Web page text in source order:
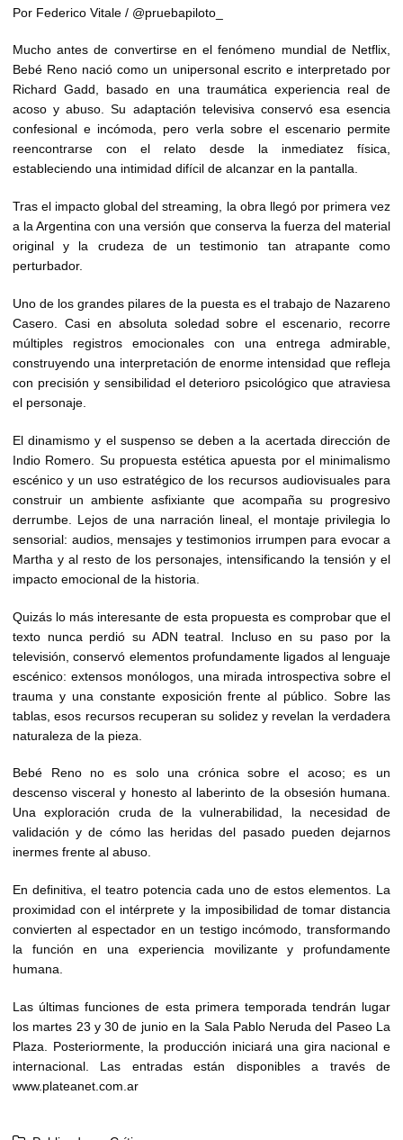
Por Federico Vitale / @pruebapiloto_
Mucho antes de convertirse en el fenómeno mundial de Netflix,
Bebé Reno nació como un unipersonal escrito e interpretado por
Richard Gadd, basado en una traumática experiencia real de
acoso y abuso. Su adaptación televisiva conservó esa esencia
confesional e incómoda, pero verla sobre el escenario permite
reencontrarse con el relato desde la inmediatez física,
estableciendo una intimidad difícil de alcanzar en la pantalla.
Tras el impacto global del streaming, la obra llegó por primera vez
a la Argentina con una versión que conserva la fuerza del material
original y la crudeza de un testimonio tan atrapante como
perturbador.
Uno de los grandes pilares de la puesta es el trabajo de Nazareno
Casero. Casi en absoluta soledad sobre el escenario, recorre
múltiples registros emocionales con una entrega admirable,
construyendo una interpretación de enorme intensidad que refleja
con precisión y sensibilidad el deterioro psicológico que atraviesa
el personaje.
El dinamismo y el suspenso se deben a la acertada dirección de
Indio Romero. Su propuesta estética apuesta por el minimalismo
escénico y un uso estratégico de los recursos audiovisuales para
construir un ambiente asfixiante que acompaña su progresivo
derrumbe. Lejos de una narración lineal, el montaje privilegia lo
sensorial: audios, mensajes y testimonios irrumpen para evocar a
Martha y al resto de los personajes, intensificando la tensión y el
impacto emocional de la historia.
Quizás lo más interesante de esta propuesta es comprobar que el
texto nunca perdió su ADN teatral. Incluso en su paso por la
televisión, conservó elementos profundamente ligados al lenguaje
escénico: extensos monólogos, una mirada introspectiva sobre el
trauma y una constante exposición frente al público. Sobre las
tablas, esos recursos recuperan su solidez y revelan la verdadera
naturaleza de la pieza.
Bebé Reno no es solo una crónica sobre el acoso; es un
descenso visceral y honesto al laberinto de la obsesión humana.
Una exploración cruda de la vulnerabilidad, la necesidad de
validación y de cómo las heridas del pasado pueden dejarnos
inermes frente al abuso.
En definitiva, el teatro potencia cada uno de estos elementos. La
proximidad con el intérprete y la imposibilidad de tomar distancia
convierten al espectador en un testigo incómodo, transformando
la función en una experiencia movilizante y profundamente
humana.
Las últimas funciones de esta primera temporada tendrán lugar
los martes 23 y 30 de junio en la Sala Pablo Neruda del Paseo La
Plaza. Posteriormente, la producción iniciará una gira nacional e
internacional. Las entradas están disponibles a través de
www.plateanet.com.ar